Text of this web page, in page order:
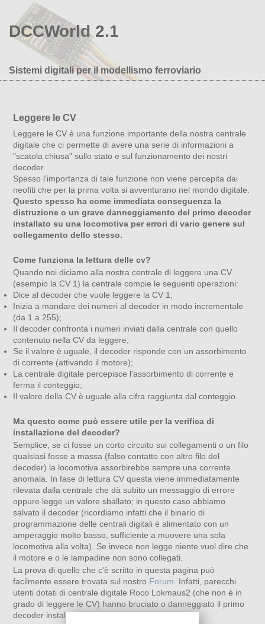
DCCWorld 2.1
Sistemi digitali per il modellismo ferroviario
Leggere le CV
Leggere le CV è una funzione importante della nostra centrale
digitale che ci permette di avere una serie di informazioni a
"scatola chiusa" sullo stato e sul funzionamento dei nostri
decoder.
Spesso l'importanza di tale funzione non viene percepita dai
neofiti che per la prima volta si avventurano nel mondo digitale.
Questo spesso ha come immediata conseguenza la
distruzione o un grave danneggiamento del primo decoder
installato su una locomotiva per errori di vario genere sul
collegamento dello stesso.
Come funziona la lettura delle cv?
Quando noi diciamo alla nostra centrale di leggere una CV
(esempio la CV 1) la centrale compie le seguenti operazioni:
Dice al decoder che vuole leggere la CV 1;
Inizia a mandare dei numeri al decoder in modo incrementale
(da 1 a 255);
Il decoder confronta i numeri inviati dalla centrale con quello
contenuto nella CV da leggere;
Se il valore è uguale, il decoder risponde con un assorbimento
di corrente (attivando il motore);
La centrale digitale percepisce l'assorbimento di corrente e
ferma il conteggio;
Il valore della CV è uguale alla cifra raggiunta dal conteggio.
Ma questo come può essere utile per la verifica di
installazione del decoder?
Semplice, se ci fosse un corto circuito sui collegamenti o un filo
qualsiasi fosse a massa (falso contatto con altro filo del
decoder) la locomotiva assorbirebbe sempre una corrente
anomala. In fase di lettura CV questa viene immediatamente
rilevata dalla centrale che dà subito un messaggio di errore
oppure legge un valore sballato; in questo caso abbiamo
salvato il decoder (ricordiamo infatti che il binario di
programmazione delle centrali digitali è alimentato con un
amperaggio molto basso, sufficiente a muovere una sola
locomotiva alla volta). Se invece non legge niente vuol dire che
il motore e o le lampadine non sono collegati.
La prova di quello che c'è scritto in questa pagina può
facilmente essere trovata sul nostro Forum . Infatti, parecchi
utenti dotati di centrale digitale Roco Lokmaus2 (che non è in
grado di leggere le CV) hanno bruciato o danneggiato il primo
decoder installato.